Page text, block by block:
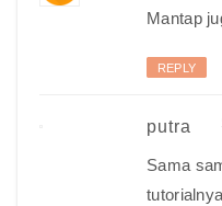
Mantap
REPLY
putra
Sama